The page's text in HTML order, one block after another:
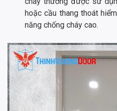
hoặc cầu thang thoát
năng chống cháy cao.